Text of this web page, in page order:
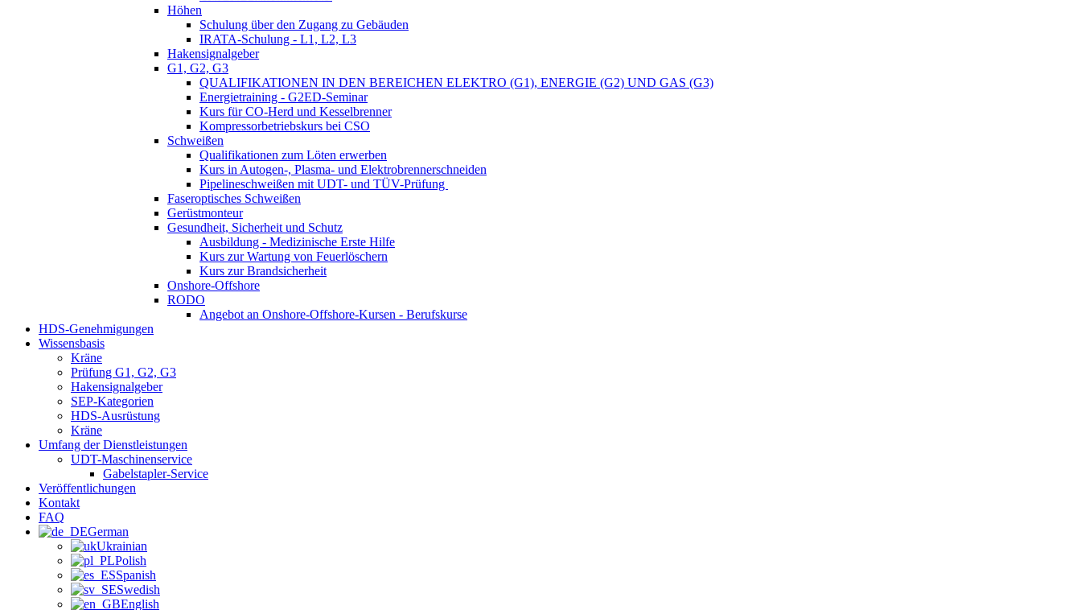
Höhen
Schulung über den Zugang zu Gebäuden
IRATA-Schulung - L1, L2, L3
Hakensignalgeber
G1, G2, G3
QUALIFIKATIONEN IN DEN BEREICHEN ELEKTRO (G1), ENERGIE (G2) UND GAS (G3)
Energietraining - G2ED-Seminar
Kurs für CO-Herd und Kesselbrenner
Kompressorbetriebskurs bei CSO
Schweißen
Qualifikationen zum Löten erwerben
Kurs in Autogen-, Plasma- und Elektrobrennerschneiden
Pipelineschweißen mit UDT- und TÜV-Prüfung
Faseroptisches Schweißen
Gerüstmonteur
Gesundheit, Sicherheit und Schutz
Ausbildung - Medizinische Erste Hilfe
Kurs zur Wartung von Feuerlöschern
Kurs zur Brandsicherheit
Onshore-Offshore
RODO
Angebot an Onshore-Offshore-Kursen - Berufskurse
HDS-Genehmigungen
Wissensbasis
Kräne
Prüfung G1, G2, G3
Hakensignalgeber
SEP-Kategorien
HDS-Ausrüstung
Kräne
Umfang der Dienstleistungen
UDT-Maschinenservice
Gabelstapler-Service
Veröffentlichungen
Kontakt
FAQ
German
Ukrainian
Polish
Spanish
Swedish
English